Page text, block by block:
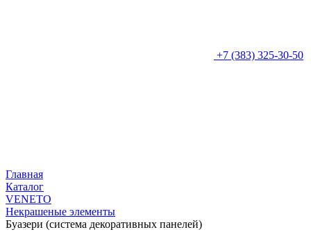
+7 (383) 325-30-50
Главная
Каталог
VENETO
Некрашеные элементы
Буазери (система декоративных панелей)